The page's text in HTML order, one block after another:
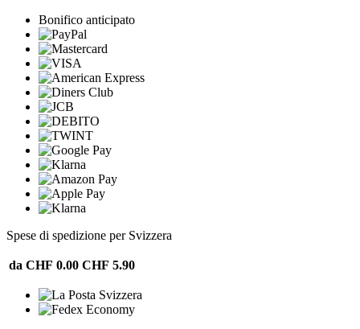
Bonifico anticipato
Spese di spedizione per Svizzera
da CHF 0.00 CHF 5.90